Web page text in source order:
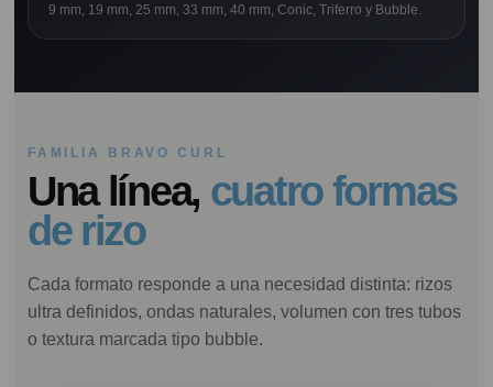
9 mm, 19 mm, 25 mm, 33 mm, 40 mm, Conic, Triferro y Bubble.
FAMILIA BRAVO CURL
Una línea, cuatro formas
de rizo
Cada formato responde a una necesidad distinta: rizos
ultra definidos, ondas naturales, volumen con tres tubos
o textura marcada tipo bubble.